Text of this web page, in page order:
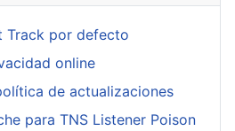
Track por defecto
online
de actualizaciones
para TNS Listener Poison